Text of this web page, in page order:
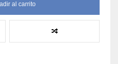
al carrito